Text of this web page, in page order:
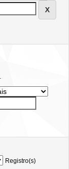
Registro(s)